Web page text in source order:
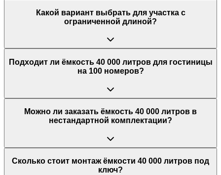
Какой вариант выбрать для участка с
ограниченной длиной?
Подходит ли ёмкость 40 000 литров для гостиницы
на 100 номеров?
Можно ли заказать ёмкость 40 000 литров в
нестандартной комплектации?
Сколько стоит монтаж ёмкости 40 000 литров под
ключ?